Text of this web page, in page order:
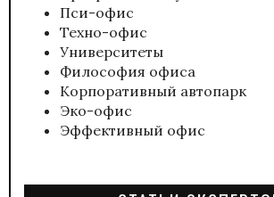
Пси-офис
Техно-офис
Университеты
Философия офиса
Корпоративный автопарк
Эко-офис
Эффективный офис